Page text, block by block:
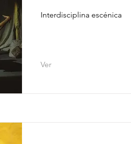
Interdisciplina escénica
Ver